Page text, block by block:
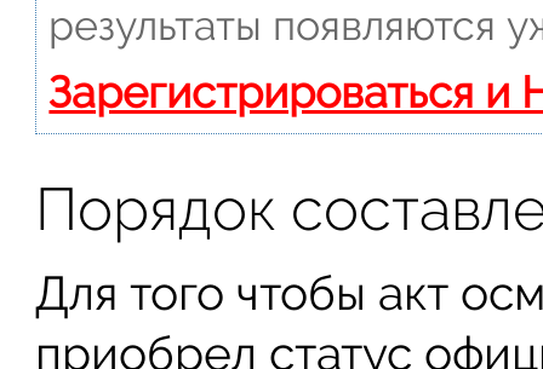
результаты появляются
Зарегистрироваться и
Порядок
Для того чтобы акт
приобрел статус